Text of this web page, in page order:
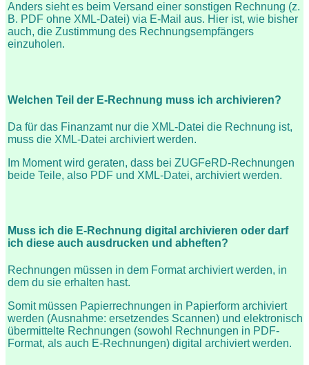
Anders sieht es beim Versand einer sonstigen Rechnung (z.
B. PDF ohne XML-Datei) via E-Mail aus. Hier ist, wie bisher
auch, die Zustimmung des Rechnungsempfängers
einzuholen.
Welchen Teil der E-Rechnung muss ich archivieren?
Da für das Finanzamt nur die XML-Datei die Rechnung ist,
muss die XML-Datei archiviert werden.
Im Moment wird geraten, dass bei ZUGFeRD-Rechnungen
beide Teile, also PDF und XML-Datei, archiviert werden.
Muss ich die E-Rechnung digital archivieren oder darf
ich diese auch ausdrucken und abheften?
Rechnungen müssen in dem Format archiviert werden, in
dem du sie erhalten hast.
Somit müssen Papierrechnungen in Papierform archiviert
werden (Ausnahme: ersetzendes Scannen) und elektronisch
übermittelte Rechnungen (sowohl Rechnungen in PDF-
Format, als auch E-Rechnungen) digital archiviert werden.